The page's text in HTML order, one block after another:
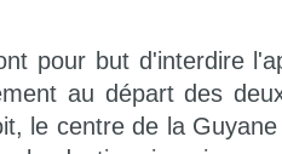
pour but d'interdire
au départ des
le centre de la